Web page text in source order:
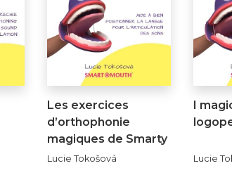
Les exercices
d’orthophonie
magiques de Smarty
Lucie Tokošová
I
Lucie